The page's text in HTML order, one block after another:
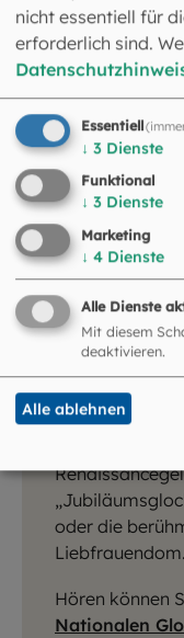
Bayern
Hören Sie
Zu den
Erzbistum
finden sich bis
oder die
Liebfrauendom.
Hören können
Nationalen
nicht essentiell für
erforderlich sind.
Essentiell
↓ 3 Dienste
Funktional
↓ 3 Dienste
Marketing
↓ 4 Dienste
Alle Dienste
Mit diesem
deaktivieren.
Alle ablehnen